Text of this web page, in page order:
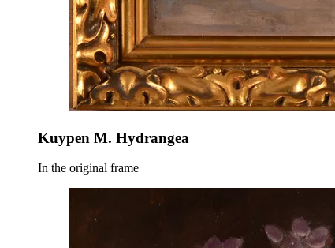
Kuypen M. Hydrangea
In the original frame